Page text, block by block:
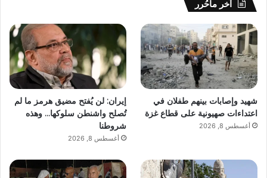
آخر ماحُرر
شهيد وإصابات بينهم طفلان في
اعتداءات صهيونية على قطاع غزة
أغسطس 8, 2026
إيران: لن يُفتح مضيق هرمز ما لم
تُصلح واشنطن سلوكها… وهذه
شروطنا
أغسطس 8, 2026